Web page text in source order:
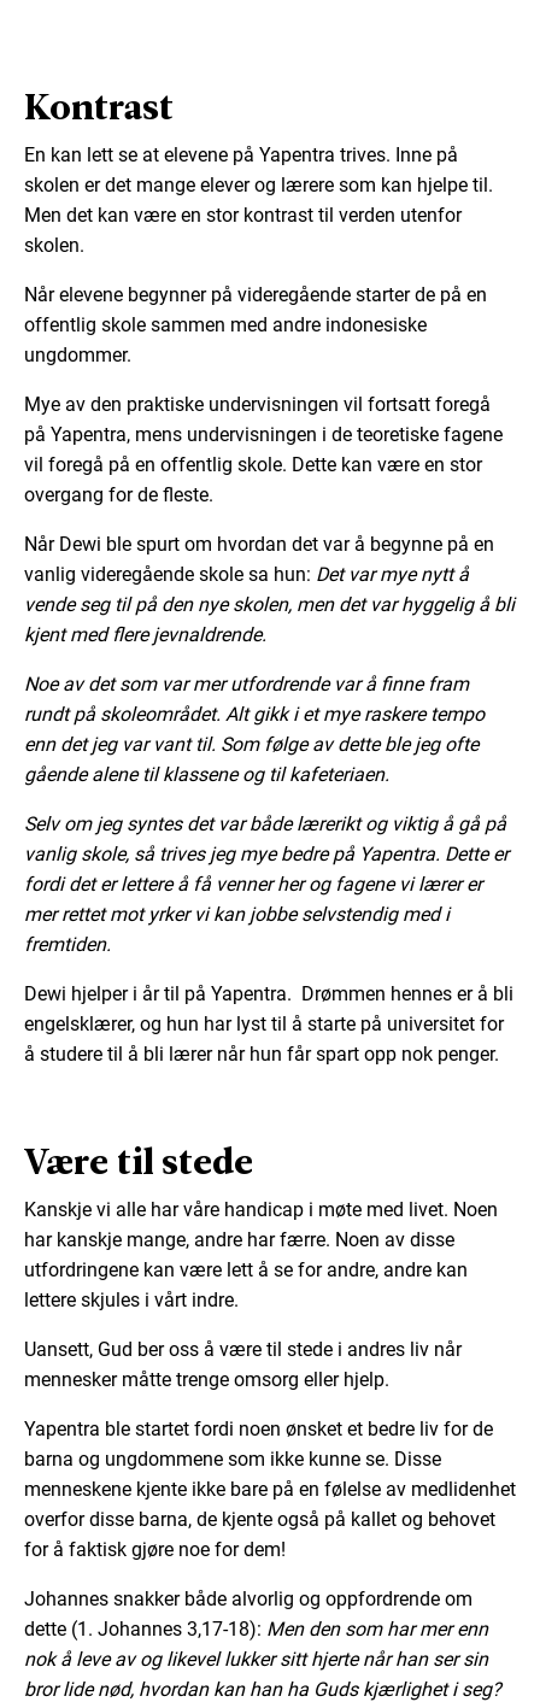
Kontrast
En kan lett se at elevene på Yapentra trives. Inne på
skolen er det mange elever og lærere som kan hjelpe til.
Men det kan være en stor kontrast til verden utenfor
skolen.
Når elevene begynner på videregående starter de på en
offentlig skole sammen med andre indonesiske
ungdommer.
Mye av den praktiske undervisningen vil fortsatt foregå
på Yapentra, mens undervisningen i de teoretiske fagene
vil foregå på en offentlig skole. Dette kan være en stor
overgang for de fleste.
Når Dewi ble spurt om hvordan det var å begynne på en
vanlig videregående skole sa hun: Det var mye nytt å
vende seg til på den nye skolen, men det var hyggelig å bli
kjent med flere jevnaldrende.
Noe av det som var mer utfordrende var å finne fram
rundt på skoleområdet. Alt gikk i et mye raskere tempo
enn det jeg var vant til. Som følge av dette ble jeg ofte
gående alene til klassene og til kafeteriaen.
Selv om jeg syntes det var både lærerikt og viktig å gå på
vanlig skole, så trives jeg mye bedre på Yapentra. Dette er
fordi det er lettere å få venner her og fagene vi lærer er
mer rettet mot yrker vi kan jobbe selvstendig med i
fremtiden.
Dewi hjelper i år til på Yapentra. Drømmen hennes er å bli
engelsklærer, og hun har lyst til å starte på universitet for
å studere til å bli lærer når hun får spart opp nok penger.
Være til stede
Kanskje vi alle har våre handicap i møte med livet. Noen
har kanskje mange, andre har færre. Noen av disse
utfordringene kan være lett å se for andre, andre kan
lettere skjules i vårt indre.
Uansett, Gud ber oss å være til stede i andres liv når
mennesker måtte trenge omsorg eller hjelp.
Yapentra ble startet fordi noen ønsket et bedre liv for de
barna og ungdommene som ikke kunne se. Disse
menneskene kjente ikke bare på en følelse av medlidenhet
overfor disse barna, de kjente også på kallet og behovet
for å faktisk gjøre noe for dem!
Johannes snakker både alvorlig og oppfordrende om
dette (1. Johannes 3,17-18): Men den som har mer enn
nok å leve av og likevel lukker sitt hjerte når han ser sin
bror lide nød, hvordan kan han ha Guds kjærlighet i seg?